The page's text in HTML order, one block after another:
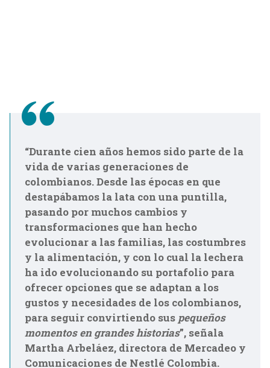
“Durante cien años hemos sido parte de la
vida de varias generaciones de
colombianos. Desde las épocas en que
destapábamos la lata con una puntilla,
pasando por muchos cambios y
transformaciones que han hecho
evolucionar a las familias, las costumbres
y la alimentación, y con lo cual la lechera
ha ido evolucionando su portafolio para
ofrecer opciones que se adaptan a los
gustos y necesidades de los colombianos,
para seguir convirtiendo sus pequeños
momentos en grandes historias”, señala
Martha Arbeláez, directora de Mercadeo y
Comunicaciones de Nestlé Colombia.